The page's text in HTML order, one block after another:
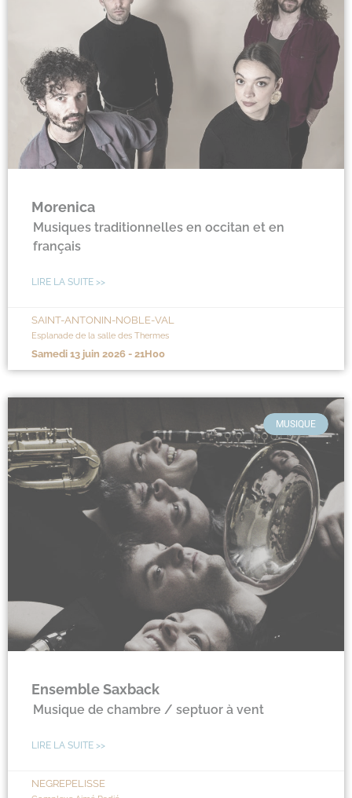
Morenica
Musiques traditionnelles en occitan et en
français
LIRE LA SUITE >>
SAINT-ANTONIN-NOBLE-VAL
Esplanade de la salle des Thermes
samedi 13 juin 2026 - 21H00
MUSIQUE
Ensemble Saxback
Musique de chambre / septuor à vent
LIRE LA SUITE >>
NEGREPELISSE